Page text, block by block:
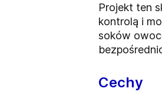
Projekt ten
kontrolą i
soków
Cechy